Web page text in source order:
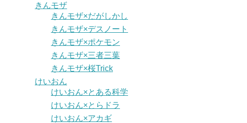
きんモザ
きんモザ×だがしかし
きんモザ×デスノート
きんモザ×ポケモン
きんモザ×三者三葉
きんモザ×桜Trick
けいおん
けいおん×とある科学
けいおん×とらドラ
けいおん×アカギ